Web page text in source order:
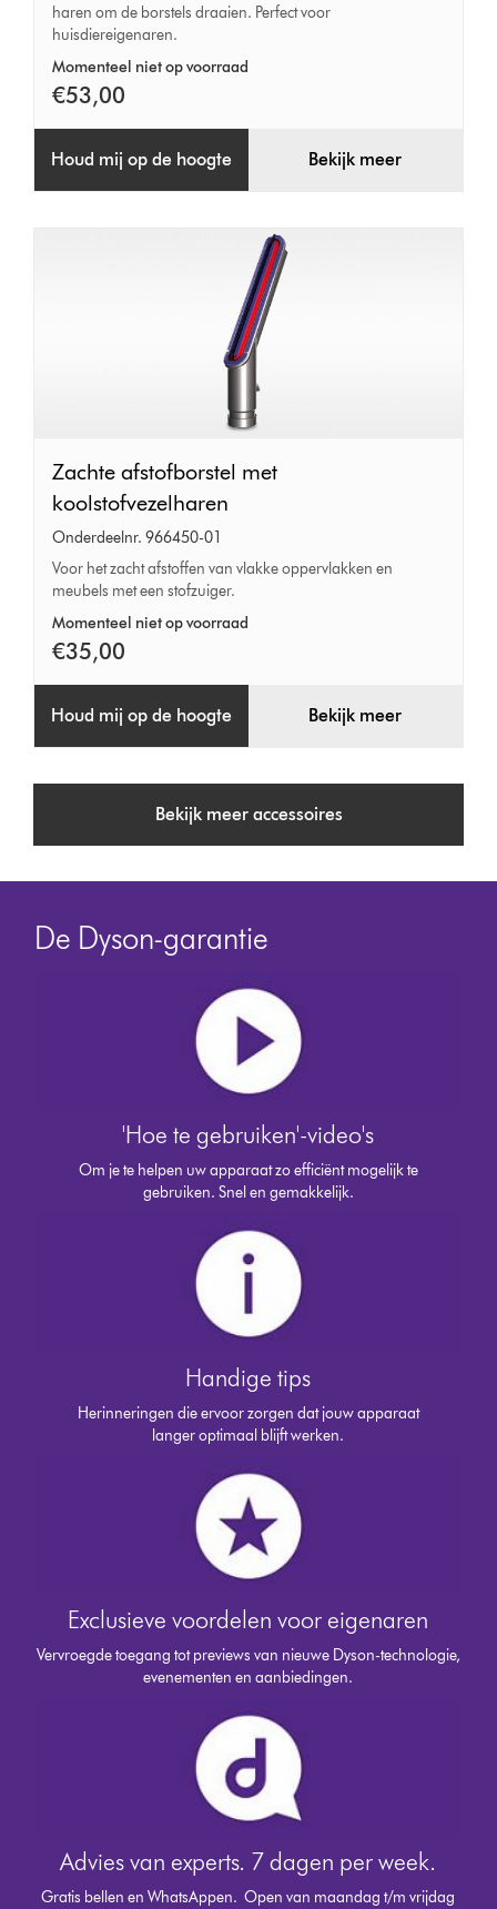
haren om de borstels draaien. Perfect voor
huisdiereigenaren.
Momenteel niet op voorraad
€53,00
Houd mij op de hoogte Bekijk meer
Zachte
afstofborstel
met
koolstofvezelharen
Zachte afstofborstel met
koolstofvezelharen
Onderdeelnr. 966450-01
Voor het zacht afstoffen van vlakke oppervlakken en
meubels met een stofzuiger.
Momenteel niet op voorraad
€35,00
Houd mij op de hoogte Bekijk meer
Bekijk meer accessoires
De Dyson-garantie
'Hoe te gebruiken'-video's
Om je te helpen uw apparaat zo efficiënt mogelijk te
gebruiken. Snel en gemakkelijk.
Handige tips
Herinneringen die ervoor zorgen dat jouw apparaat
langer optimaal blijft werken.
Exclusieve voordelen voor eigenaren
Vervroegde toegang tot previews van nieuwe Dyson-technologie,
evenementen en aanbiedingen.
Advies van experts. 7 dagen per week.
Gratis bellen en WhatsAppen.Open van maandag t/m vrijdag